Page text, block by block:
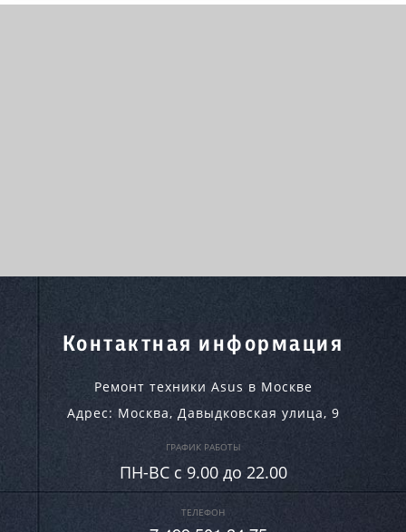
Контактная информация
Ремонт техники Asus в Москве
Адрес: Москва, Давыдковская улица, 9
ГРАФИК РАБОТЫ
ПН-ВC c 9.00 до 22.00
ТЕЛЕФОН